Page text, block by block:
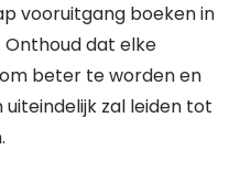
vooruitgang boeken in
dat elke
beter te worden en
zal leiden tot